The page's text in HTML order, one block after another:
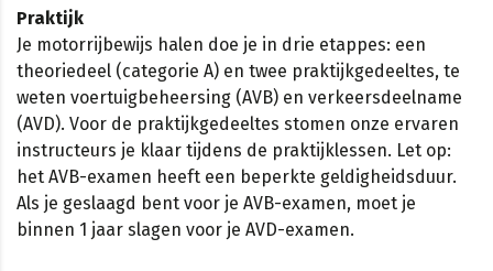
Praktijk
Je motorrijbewijs halen doe je in drie etappes: een
theoriedeel (categorie A) en twee praktijkgedeeltes, te
weten voertuigbeheersing (AVB) en verkeersdeelname
(AVD). Voor de praktijkgedeeltes stomen onze ervaren
instructeurs je klaar tijdens de praktijklessen. Let op:
het AVB-examen heeft een beperkte geldigheidsduur.
Als je geslaagd bent voor je AVB-examen, moet je
binnen 1 jaar slagen voor je AVD-examen.